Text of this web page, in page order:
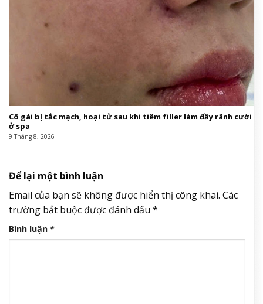
Cô gái bị tắc mạch, hoại tử sau khi tiêm filler làm đầy rãnh cười
ở spa
9 Tháng 8, 2026
Để lại một bình luận
Email của bạn sẽ không được hiển thị công khai. Các
trường bắt buộc được đánh dấu *
Bình luận *